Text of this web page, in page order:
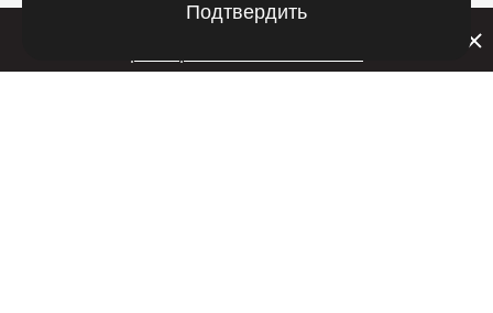
Подтвердить
Билайн запустил в Кемеровской области акцию с